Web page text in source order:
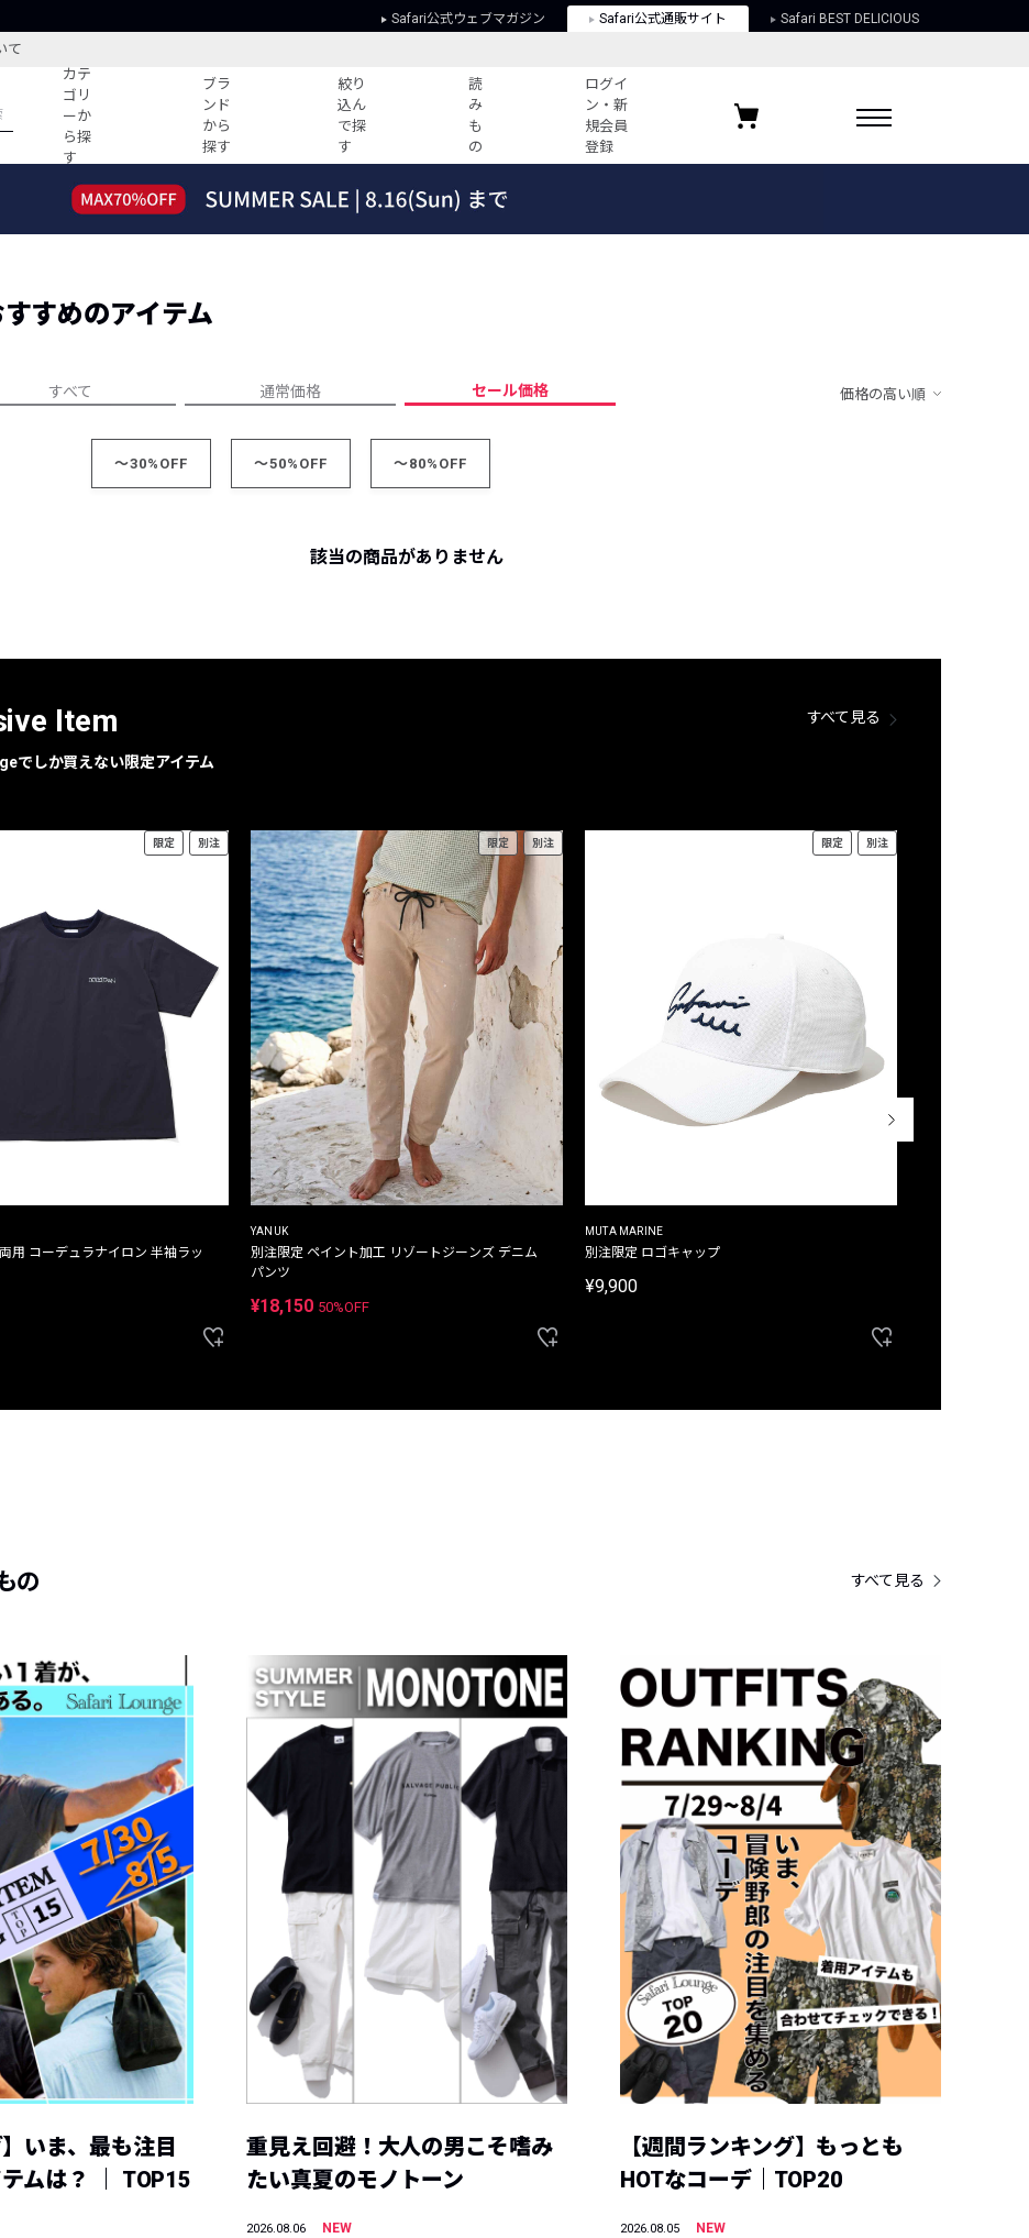
Safari公式ウェブマガジン Safari公式通販サイト Safari BEST DELICIOUS
て
カテ
ゴリ
ーか
ら探
す
ブラ
ンド
から
探す
絞り
込ん
で探
す
読
み
も
の
ログイ
ン・新
規会員
登録
すべての記事
ーデ紹介
人気記事ランキング
ウィークリーコーデ
プライバシーポリシー
お気に入りブランド
すめのアイテム
すべて 通常価格 セール価格 価格の高い順
～30%OFF ～50%OFF ～80%OFF
該当の商品がありません
Item
でしか買えない限定アイテム
すべて見る
限定 別注
用 コーデュラナイロン 半袖ラッ
限定 別注
YANUK
別注限定 ペイント加工 リゾートジーンズ デニム
パンツ
¥18,150 50%OFF
限定 別注
MUTA MARINE
別注限定 ロゴキャップ
¥9,900
の すべて見る
】いま、最も注目
ムは？ ｜ TOP15
重見え回避！大人の男こそ嗜み
たい真夏のモノトーン
2026.08.06
NEW
【週間ランキング】もっとも
HOTなコーデ｜TOP20
2026.08.05
NEW